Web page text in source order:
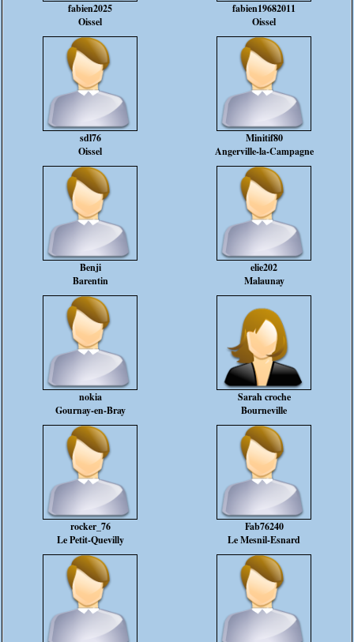
fabien2025
Oissel
fabien19682011
Oissel
sdl76
Oissel
Minitif80
Angerville-la-Campagne
Benji
Barentin
elie202
Malaunay
nokia
Gournay-en-Bray
Sarah croche
Bourneville
rocker_76
Le Petit-Quevilly
Fab76240
Le Mesnil-Esnard